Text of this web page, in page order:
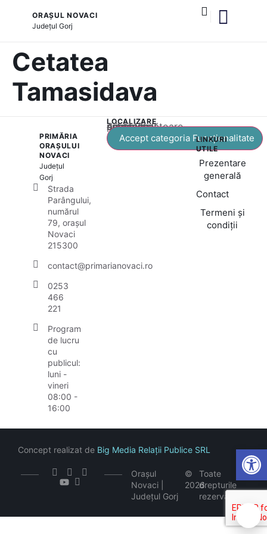
ORAȘUL NOVACI
JudețulGorj
Cetatea
Tamasidava
PRIMĂRIA
ORAȘULUI
NOVACI
Județul
Gorj
Strada
Parângului,
numărul
79, orașul
Novaci
215300
contact@primarianovaci.ro
0253
466
221
Program
de lucru
cu
publicul:
luni -
vineri
08:00 -
16:00
LOCALIZARE
Acest conținut este blocat până când acceptați categoria corespunzătoare de cookie-uri.
Accept categoria Funcționalitate
LINKURI
UTILE
Prezentare
generală
Contact
Termeni și
condiții
Orașul
Novaci |
Județul Gorj
©
2026
Toate
drepturile
rezervate
Concept realizat de Big Media Relații Publice SRL